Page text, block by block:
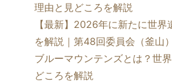
理由と見どころを解説
【最新】2026年に新たに世
を解説｜第48回委員会（釜山）
ブルーマウンテンズとは？世
どころを解説